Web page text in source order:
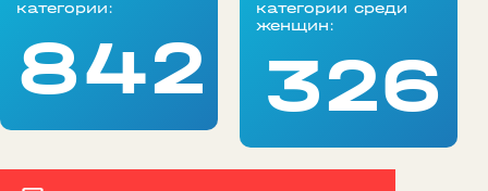
категории:
842
категории среди
женщин:
326